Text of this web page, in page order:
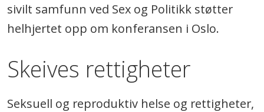
sivilt samfunn ved Sex og Politikk støtter
helhjertet opp om konferansen i Oslo.
Skeives rettigheter
Seksuell og reproduktiv helse og rettigheter,